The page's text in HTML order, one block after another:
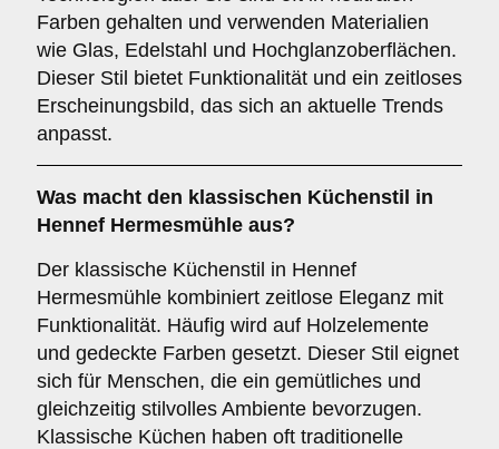
Farben gehalten und verwenden Materialien
wie Glas, Edelstahl und Hochglanzoberflächen.
Dieser Stil bietet Funktionalität und ein zeitloses
Erscheinungsbild, das sich an aktuelle Trends
anpasst.
Was macht den klassischen Küchenstil in
Hennef Hermesmühle aus?
Der klassische Küchenstil in Hennef
Hermesmühle kombiniert zeitlose Eleganz mit
Funktionalität. Häufig wird auf Holzelemente
und gedeckte Farben gesetzt. Dieser Stil eignet
sich für Menschen, die ein gemütliches und
gleichzeitig stilvolles Ambiente bevorzugen.
Klassische Küchen haben oft traditionelle